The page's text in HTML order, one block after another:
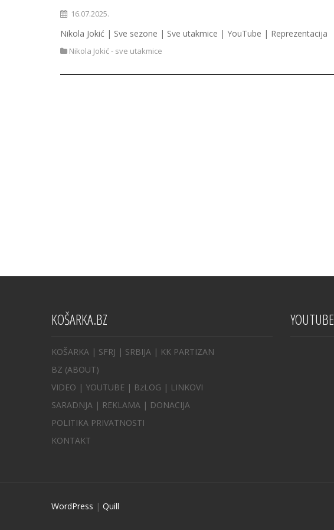
16.07.2025.
Nikola Jokić | Sve sezone | Sve utakmice | YouTube | Reprezentacija
Nikola Jokić - sve utakmice
KOŠARKA.BZ
KOŠARKA | SFRJ | SRBIJA | KK PARTIZAN
BZ (ABOUT)
VIDEO | YOUTUBE | BzLOG | LINKOVI
SARADNJA | REKLAMA | DONACIJA
POLITIKA PRIVATNOSTI
KONTAKT
YOUTUBE
WordPress | Quill